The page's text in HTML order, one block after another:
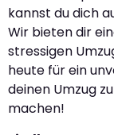
kannst du dich
Wir bieten dir
stressigen
heute für ein
deinen Umzug
machen!